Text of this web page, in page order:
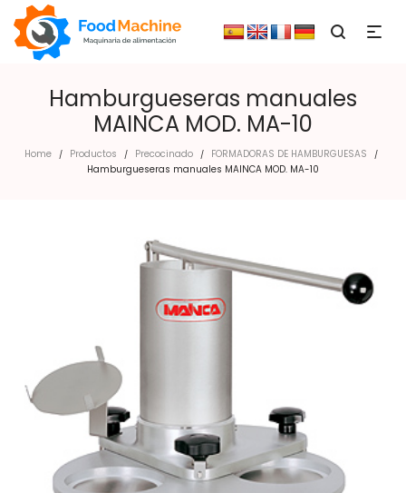
Hamburgueseras manuales
MAINCA MOD. MA-10
Home / Productos / Precocinado / FORMADORAS DE HAMBURGUESAS /
Hamburgueseras manuales MAINCA MOD. MA-10